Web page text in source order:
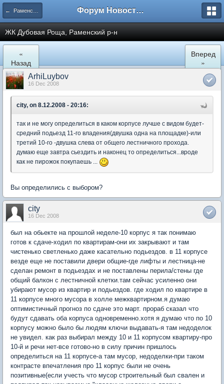
← Раменское Форум Новостройки
ЖК Дубовая Роща, Раменский р-н
«
Назад
Вперед
»
ArhiLuybov
16 Dec 2008
city, on 8.12.2008 - 20:16:
так и не могу определиться в каком корпусе лучше с видом будет-
средний подьезд 11-го владения(двушка одна на площадке)-или
третий 10-го -двушка слева от общего лестничного прохода.
думаю еще завтра сьездить и наконец то определиться...вроде
как не пирожок покупаешь ...
Вы определились с выбором?
city
16 Dec 2008
был на обьекте на прошлой неделе-10 корпус я так понимаю
готов к сдаче-ходил по квартирам-они их закрывают и там
чистенько светленько даже касательно подьездов. в 11 корпусе
везде еще не поставили двери общие-где лифты и лестница-не
сделан ремонт в подьездах и не поставлены перила/стены где
общий балкон с лестничной клетки.там сейчас усиленно они
убирают мусор из квартир и подьездов. где ходил по квартире в
11 корпусе много мусора в холле межквартирном.я думаю
оптимистичный прогноз по сдаче это март. прораб сказал что
будут сдавать оба корпуса одновременно.хотя я думаю что по 10
корпусу можно было бы людям ключи выдавать-я там недоделок
не увидел. как раз выбирал между 10 и 11 корпусом квартиру-про
10-й и речи нет-все готово-но в силу причин пришлось
определиться на 11 корпусе-а там мусор, недоделки-при таком
контрасте впечатления про 11 корпус были не очень
позитивные(если учесть что мусор строительный был свален и